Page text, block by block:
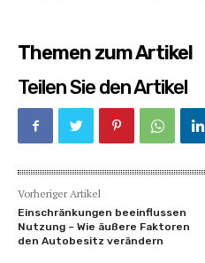
Themen zum Artikel
Teilen Sie den Artikel
Vorheriger Artikel
Einschränkungen beeinflussen
Nutzung – Wie äußere Faktoren
den Autobesitz verändern